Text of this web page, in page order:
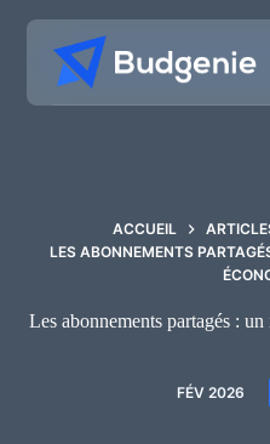
contenu
ACCUEIL
LES ABONNEMENTS
Les abonnements partagés :
FÉV 2026